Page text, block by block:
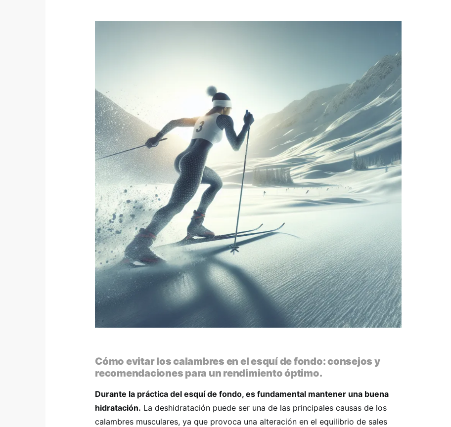
Cómo evitar los calambres en el esquí de fondo: consejos y
recomendaciones para un rendimiento óptimo.
Durante la práctica del esquí de fondo, es fundamental mantener una buena
hidratación. La deshidratación puede ser una de las principales causas de los
calambres musculares, ya que provoca una alteración en el equilibrio de sales